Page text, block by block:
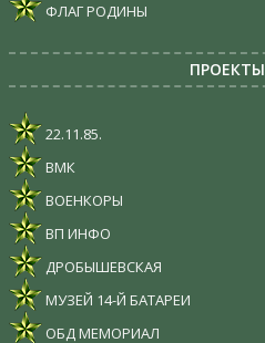
ФЛАГ РОДИНЫ
ПРОЕКТЫ
22.11.85.
ВМК
ВОЕНКОРЫ
ВП ИНФО
ДРОБЫШЕВСКАЯ
МУЗЕЙ 14-Й БАТАРЕИ
ОБД МЕМОРИАЛ